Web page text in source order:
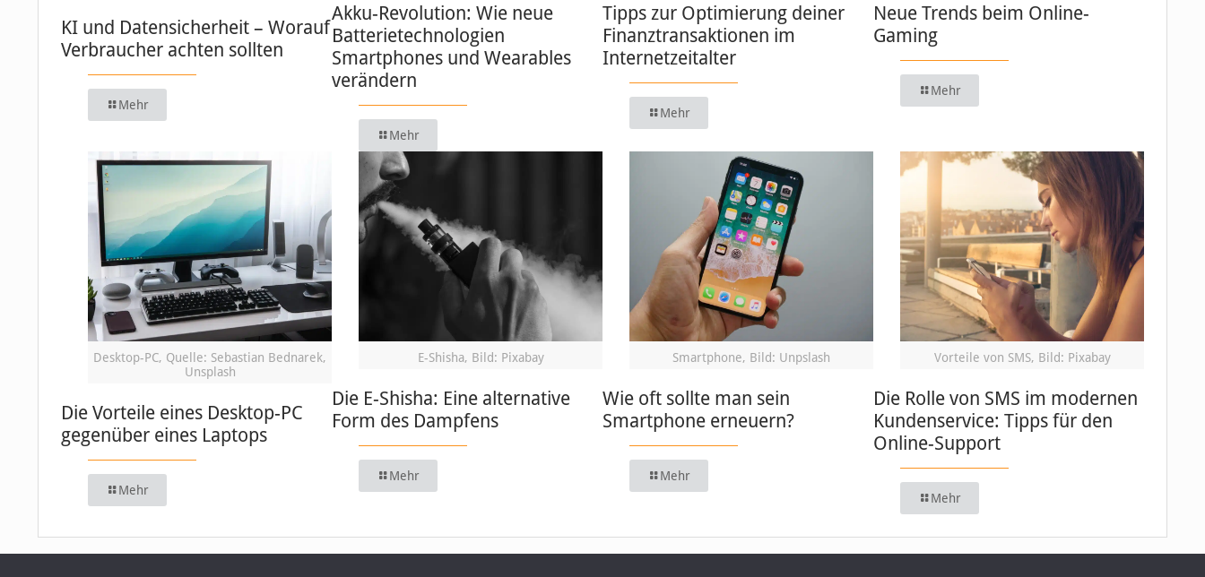
KI und Datensicherheit – Worauf
Verbraucher achten sollten
Mehr
Akku-Revolution: Wie neue
Batterietechnologien
Smartphones und Wearables
verändern
Mehr
Tipps zur Optimierung deiner
Finanztransaktionen im
Internetzeitalter
Mehr
Neue Trends beim Online-
Gaming
Mehr
Desktop-PC, Quelle: Sebastian Bednarek,
Unsplash
Die Vorteile eines Desktop-PC
gegenüber eines Laptops
Mehr
E-Shisha, Bild: Pixabay
Die E-Shisha: Eine alternative
Form des Dampfens
Mehr
Smartphone, Bild: Unpslash
Wie oft sollte man sein
Smartphone erneuern?
Mehr
Vorteile von SMS, Bild: Pixabay
Die Rolle von SMS im modernen
Kundenservice: Tipps für den
Online-Support
Mehr